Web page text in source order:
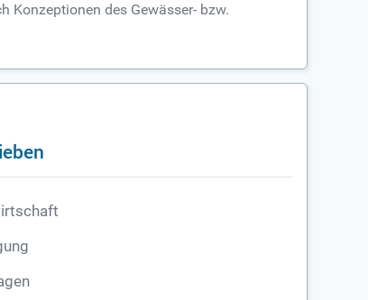
Konzeptionen des Gewässer- bzw.